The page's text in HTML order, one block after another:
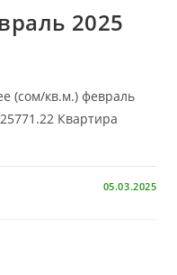
2025
(сом/кв.м.) февраль
Квартира
05.03.2025